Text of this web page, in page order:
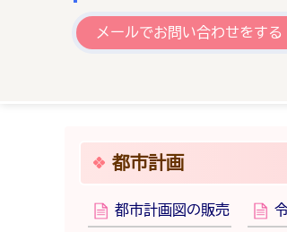
メールでお問い合わせをする
都市計画
都市計画図の販売